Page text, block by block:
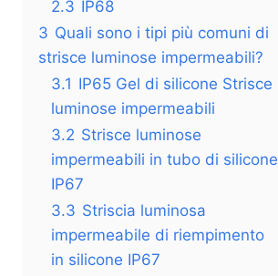
2.3 IP68
3 Quali sono i tipi più comuni di
strisce luminose impermeabili?
3.1 IP65 Gel di silicone Strisce
luminose impermeabili
3.2 Strisce luminose
impermeabili in tubo di silicone
IP67
3.3 Striscia luminosa
impermeabile di riempimento
in silicone IP67